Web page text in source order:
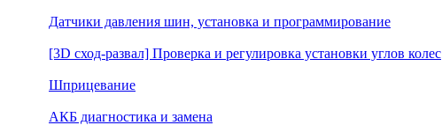
Датчики давления шин, установка и программирование
[3D сход-развал] Проверка и регулировка установки углов колес
Шприцевание
АКБ диагностика и замена